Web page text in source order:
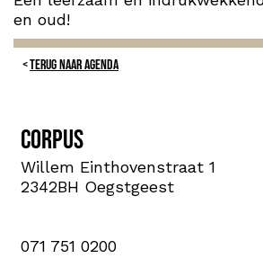
en oud!
TERUG NAAR AGENDA
CORPUS
Willem Einthovenstraat 1
2342BH Oegstgeest
071 751 0200